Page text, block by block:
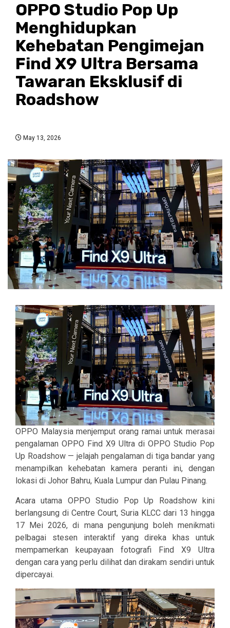
OPPO Studio Pop Up
Menghidupkan
Kehebatan Pengimejan
Find X9 Ultra Bersama
Tawaran Eksklusif di
Roadshow
May 13, 2026
OPPO Malaysia menjemput orang ramai untuk merasai
pengalaman OPPO Find X9 Ultra di OPPO Studio Pop
Up Roadshow — jelajah pengalaman di tiga bandar yang
menampilkan kehebatan kamera peranti ini, dengan
lokasi di Johor Bahru, Kuala Lumpur dan Pulau Pinang.
Acara utama OPPO Studio Pop Up Roadshow kini
berlangsung di Centre Court, Suria KLCC dari 13 hingga
17 Mei 2026, di mana pengunjung boleh menikmati
pelbagai stesen interaktif yang direka khas untuk
mempamerkan keupayaan fotografi Find X9 Ultra
dengan cara yang perlu dilihat dan dirakam sendiri untuk
dipercayai.